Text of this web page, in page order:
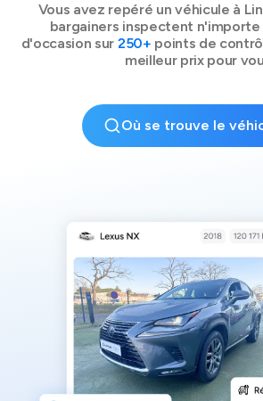
Vous avez repéré un véhicule à
bargainers inspectent
d'occasion sur 250+ points de
meilleur prix pour
Où se trouve le